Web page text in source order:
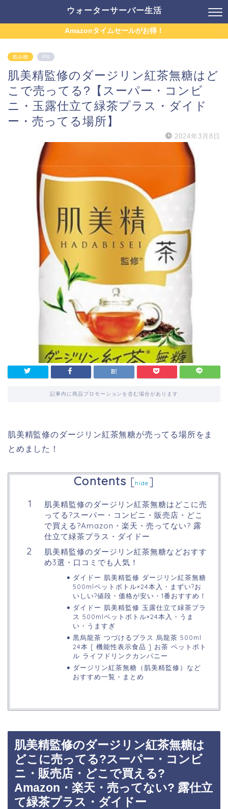
ウォーターサーバー生活
Amazonタイムセールがお得！
飲み物 PR
肌美精監修のダージリン紅茶無糖はど
こで売ってる?【スーパー・コンビ
ニ・玉露仕立て緑茶プラス・ダイド
ー・売ってる場所】
2024年3月8日
記事内に商品プロモーションを含む場合があります
肌美精監修のダージリン紅茶無糖が売ってる場所をま
とめました！
Contents [hide ]
肌美精監修のダージリン紅茶無糖はどこに売
ってる?スーパー・コンビニ・販売店・どこ
で買える?Amazon・楽天・売ってない? 露
仕立て緑茶プラス・ダイドー
肌美精監修のダージリン紅茶無糖などおすす
め3選・口コミでも人気！
ダイドー 肌美精監修 ダージリン紅茶無糖
500mlペットボトル×24本入・まずい?お
いしい?値段・価格が安い・1番おすすめ！
ダイドー 肌美精監修 玉露仕立て緑茶プラ
ス 500mlペットボトル×24本入・うま
い・うますぎ
黒烏龍茶 つづけるプラス 烏龍茶 500ml
24本 [ 機能性表示食品 ] お茶 ペットボト
ル ライフドリンクカンパニー
ダージリン紅茶無糖（肌美精監修）など
おすすめ一覧・まとめ
肌美精監修のダージリン紅茶無糖は
どこに売ってる?スーパー・コンビ
ニ・販売店・どこで買える?
Amazon・楽天・売ってない? 露仕立
て緑茶プラス・ダイドー